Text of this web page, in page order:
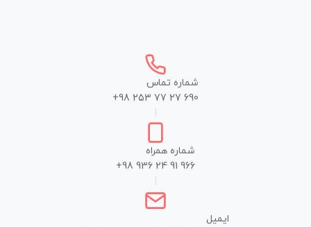
شماره تماس
+98 253 77 27 690
شماره همراه
+98 936 24 91 966
ایمیل